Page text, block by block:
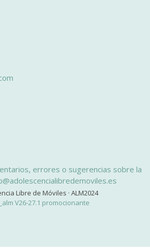
errores o sugerencias sobre la
Libre de Móviles · ALM2024
V26-27.1 promocionante